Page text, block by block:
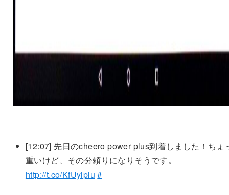
[12:07] 先日のcheero power plus到着しました！ちょ
重いけど、その分頼りになりそうです。
http://t.co/KfUylplu #